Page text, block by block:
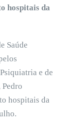
hospitais da
Saúde
e de
hospitais da